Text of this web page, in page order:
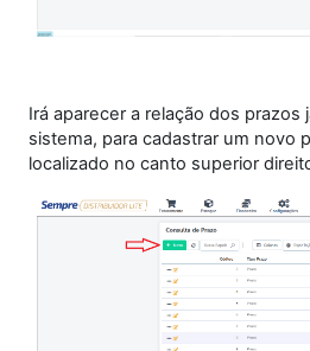
Irá aparecer a relação dos prazos
sistema, para cadastrar um novo
localizado no canto superior